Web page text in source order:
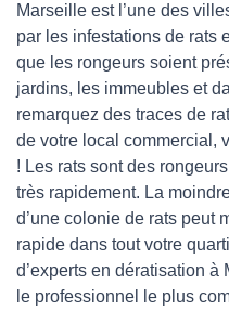
Marseille est l’une des
par les infestations de rats
que les rongeurs soient
jardins, les immeubles et
remarquez des traces de
de votre local commercial,
! Les rats sont des
très rapidement. La
d’une colonie de rats peut
rapide dans tout votre
d’experts en dératisation
le professionnel le plus